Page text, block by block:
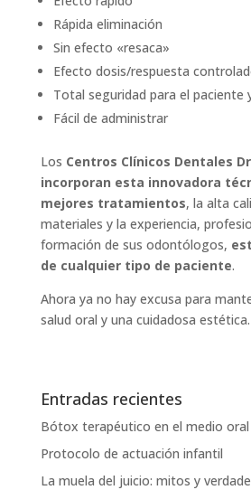
Rápida eliminación
Sin efecto «resaca»
Efecto dosis/respuesta
Total seguridad para el paciente
Fácil de administrar
Los Centros Clínicos Dentales
incorporan esta innovadora
mejores tratamientos, la alta
materiales y la experiencia,
formación de sus odontólogos,
de cualquier tipo de paciente.
Ahora ya no hay excusa para
salud oral y una cuidadosa estética.
Entradas recientes
Bótox terapéutico en el medio oral
Protocolo de actuación infantil
La muela del juicio: mitos y